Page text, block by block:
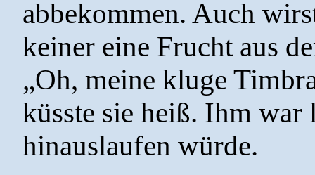
abbekommen. Auch
keiner eine Frucht aus
„Oh, meine kluge
küsste sie heiß. Ihm war
hinauslaufen würde.